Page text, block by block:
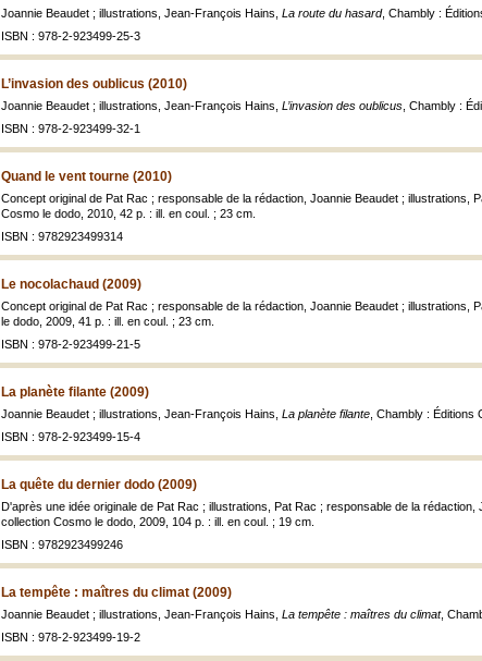
Joannie Beaudet ; illustrations, Jean-François Hains, La route du hasard, Chambly :
ISBN : 978-2-923499-25-3
L’invasion des oublicus (2010)
Joannie Beaudet ; illustrations, Jean-François Hains, L’invasion des oublicus , Chambly :
ISBN : 978-2-923499-32-1
Quand le vent tourne (2010)
Concept original de Pat Rac ; responsable de la rédaction, Joannie Beaudet ; illustrations,
Cosmo le dodo, 2010, 42 p. : ill. en coul. ; 23 cm.
ISBN : 9782923499314
Le nocolachaud (2009)
Concept original de Pat Rac ; responsable de la rédaction, Joannie Beaudet ; illustrations,
le dodo, 2009, 41 p. : ill. en coul. ; 23 cm.
ISBN : 978-2-923499-21-5
La planète filante (2009)
Joannie Beaudet ; illustrations, Jean-François Hains, La planète filante , Chambly :
ISBN : 978-2-923499-15-4
La quête du dernier dodo (2009)
D'après une idée originale de Pat Rac ; illustrations, Pat Rac ; responsable de la rédaction,
collection Cosmo le dodo, 2009, 104 p. : ill. en coul. ; 19 cm.
ISBN : 9782923499246
La tempête : maîtres du climat (2009)
Joannie Beaudet ; illustrations, Jean-François Hains, La tempête : maîtres du climat,
ISBN : 978-2-923499-19-2